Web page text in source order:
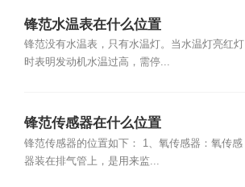
锋范水温表在什么位置
锋范没有水温表，只有水温灯。当水温灯亮红灯
时表明发动机水温过高，需停...
锋范传感器在什么位置
锋范传感器的位置如下： 1、氧传感器：氧传感
器装在排气管上，是用来监...